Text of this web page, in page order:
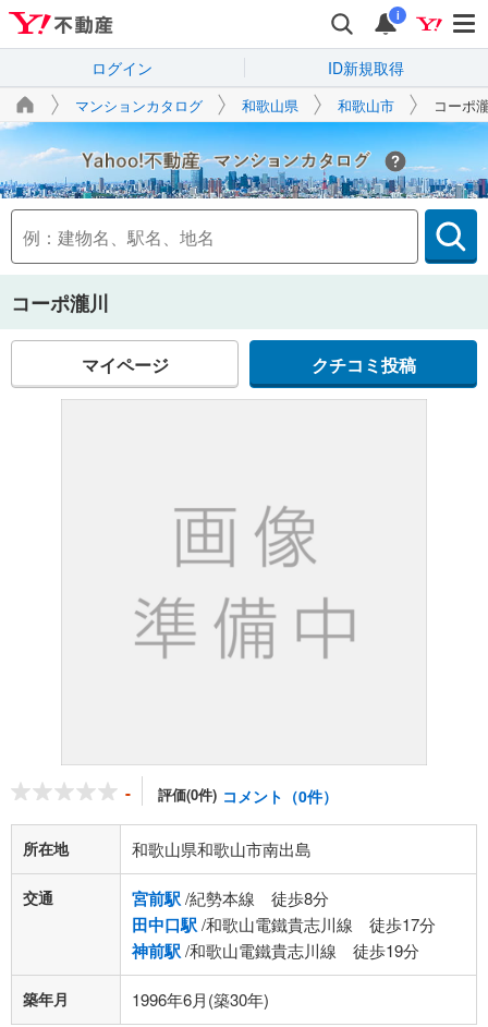
i
ログイン ID新規取得
マンションカタログ 和歌山県 和歌山市 コーポ
Yahoo!不動産
コーポ瀧川
マイページ クチコミ投稿
- 評価(0件) コメント（0件）
所在地 和歌山県和歌山市南出島
交通 宮前駅/紀勢本線 徒歩8分
田中口駅/和歌山電鐵貴志川線 徒歩17分
神前駅/和歌山電鐵貴志川線 徒歩19分
築年月 1996年6月(築30年)